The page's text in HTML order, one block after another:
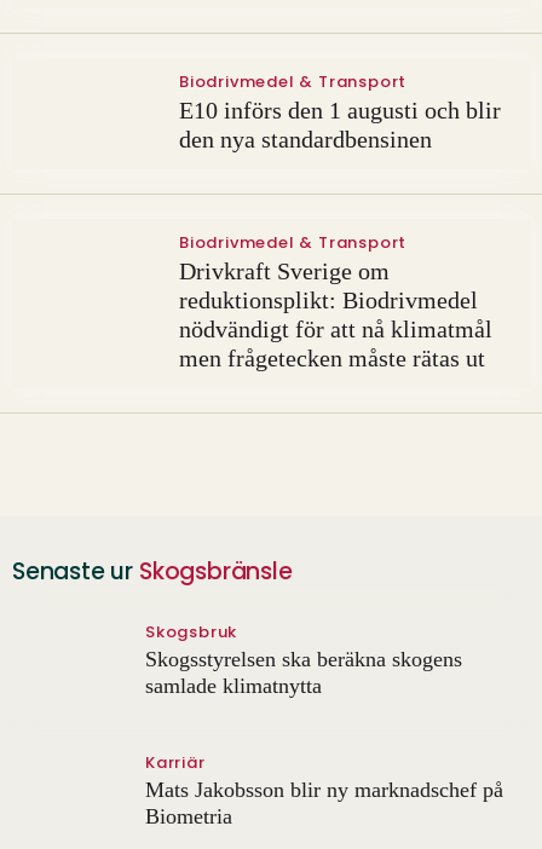
Biodrivmedel & Transport
E10 införs den 1 augusti och blir
den nya standardbensinen
Biodrivmedel & Transport
Drivkraft Sverige om
reduktionsplikt: Biodrivmedel
nödvändigt för att nå klimatmål
men frågetecken måste rätas ut
Senaste ur Skogsbränsle
Skogsbruk
Skogsstyrelsen ska beräkna skogens
samlade klimatnytta
Karriär
Mats Jakobsson blir ny marknadschef på
Biometria